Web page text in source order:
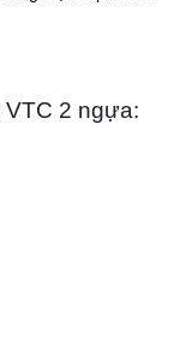
2 ngựa: